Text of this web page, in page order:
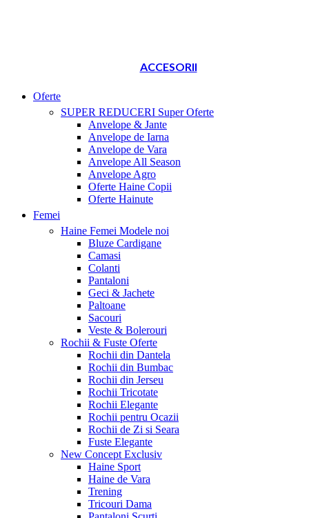
ACCESORII
Oferte
SUPER REDUCERI Super Oferte
Anvelope & Jante
Anvelope de Iarna
Anvelope de Vara
Anvelope All Season
Anvelope Agro
Oferte Haine Copii
Oferte Hainute
Femei
Haine Femei Modele noi
Bluze Cardigane
Camasi
Colanti
Pantaloni
Geci & Jachete
Paltoane
Sacouri
Veste & Bolerouri
Rochii & Fuste Oferte
Rochii din Dantela
Rochii din Bumbac
Rochii din Jerseu
Rochii Tricotate
Rochii Elegante
Rochii pentru Ocazii
Rochii de Zi si Seara
Fuste Elegante
New Concept Exclusiv
Haine Sport
Haine de Vara
Trening
Tricouri Dama